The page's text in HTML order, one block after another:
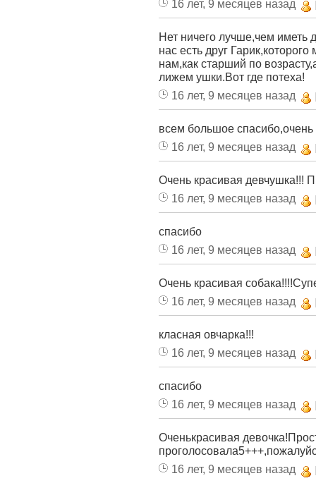
16 лет, 9 месяцев назад
Нет ничего лучше,чем иметь
нас есть друг
нам,как старший по
лижем ушки.Вот где потеха!
16 лет, 9 месяцев назад
всем большое спасибо,очень
16 лет, 9 месяцев назад
Очень красивая девчушка!!!
16 лет, 9 месяцев назад
спасибо
16 лет, 9 месяцев назад
Очень красивая
16 лет, 9 месяцев назад
класная овчарка!!!
16 лет, 9 месяцев назад
спасибо
16 лет, 9 месяцев назад
Оченькрасивая
16 лет, 9 месяцев назад